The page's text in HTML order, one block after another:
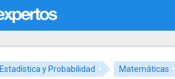
Estadística y Probabilidad Matemáticas